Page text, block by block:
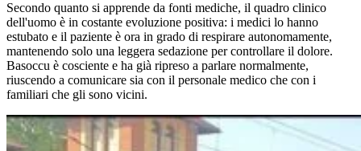
Secondo quanto si apprende da fonti mediche, il quadro clinico
dell'uomo è in costante evoluzione positiva: i medici lo hanno
estubato e il paziente è ora in grado di respirare autonomamente,
mantenendo solo una leggera sedazione per controllare il dolore.
Basoccu è cosciente e ha già ripreso a parlare normalmente,
riuscendo a comunicare sia con il personale medico che con i
familiari che gli sono vicini.